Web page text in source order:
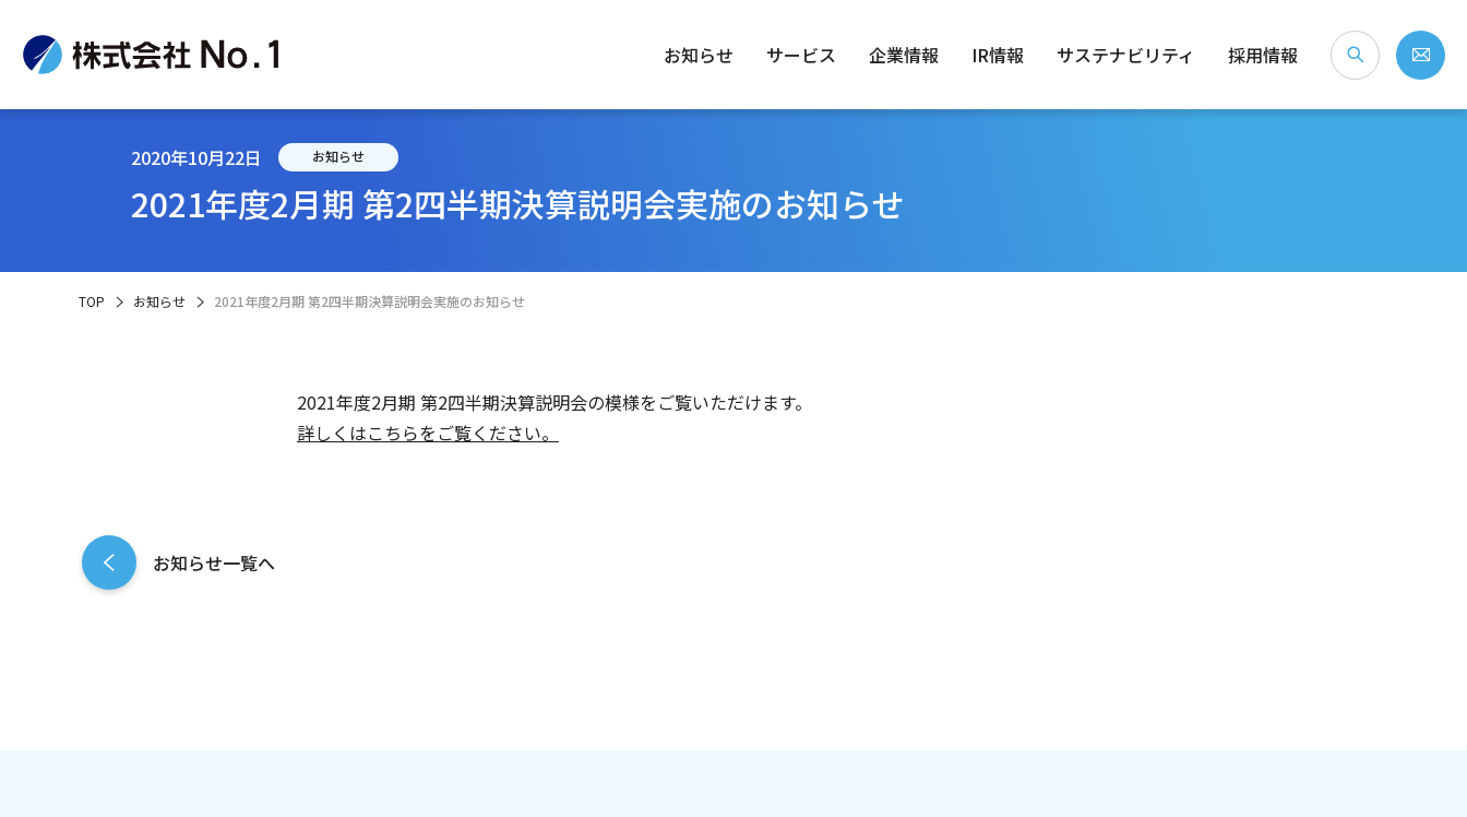
お知らせ サービス 企業情報
企業情報 トップメッセージ
IR情報
IR情報 IRニュース No.1ってどんな会社？
サステナビリティ
サステナビリティ トップメッセージ
採用情報
2020年10月22日 お知らせ
2021年度2月期 第2四半期決算説明会実施のお知らせ
TOP お知らせ 2021年度2月期 第2四半期決算説明会実施のお知らせ
2021年度2月期 第2四半期決算説明会の模様をご覧いただけます。
詳しくはこちらをご覧ください。
お知らせ一覧へ